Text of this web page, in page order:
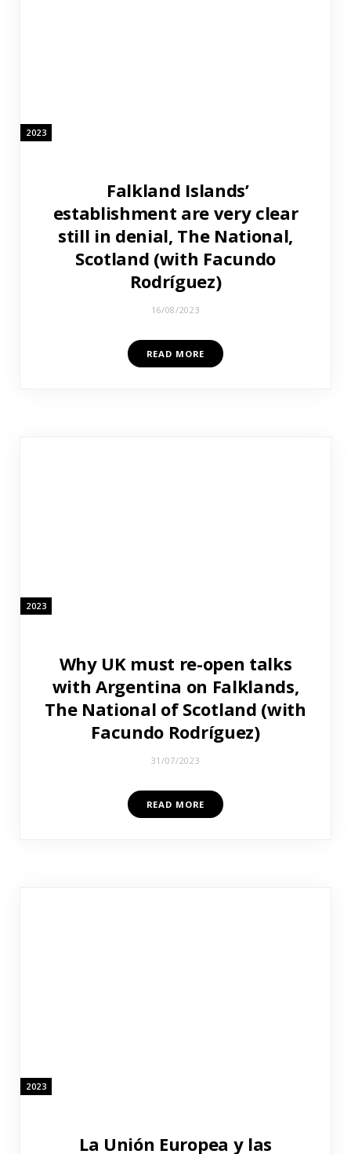
2023
Falkland Islands’
establishment are very clear
still in denial, The National,
Scotland (with Facundo
Rodríguez)
16/08/2023
READ MORE
2023
Why UK must re-open talks
with Argentina on Falklands,
The National of Scotland (with
Facundo Rodríguez)
31/07/2023
READ MORE
2023
La Unión Europea y las